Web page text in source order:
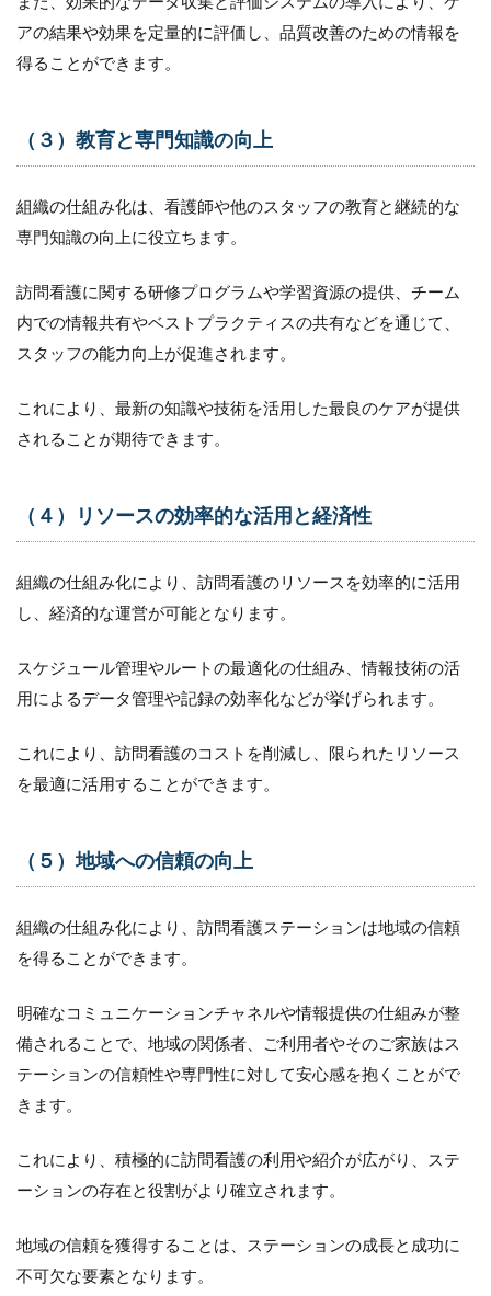
3.8
（８）
訪問看
点拡大
（９）
患者満
足度
3.10
（１
０）協
力会議
（１
１）緊
急時の
3.12
２）シ
ステム
の導入
3.13
ータセ
キュリ
ンスの
確保
3.14
５）レ
3.15
（１
６）監
査対応
と品質
4
ま
アの結果や効果を定量的に評価し、品質改善のための情報を
得ることができます。
（３）教育と専門知識の向上
組織の仕組み化は、看護師や他のスタッフの教育と継続的な
専門知識の向上に役立ちます。
訪問看護に関する研修プログラムや学習資源の提供、チーム
内での情報共有やベストプラクティスの共有などを通じて、
スタッフの能力向上が促進されます。
これにより、最新の知識や技術を活用した最良のケアが提供
されることが期待できます。
（４）リソースの効率的な活用と経済性
組織の仕組み化により、訪問看護のリソースを効率的に活用
し、経済的な運営が可能となります。
スケジュール管理やルートの最適化の仕組み、情報技術の活
用によるデータ管理や記録の効率化などが挙げられます。
これにより、訪問看護のコストを削減し、限られたリソース
を最適に活用することができます。
（５）地域への信頼の向上
組織の仕組み化により、訪問看護ステーションは地域の信頼
を得ることができます。
明確なコミュニケーションチャネルや情報提供の仕組みが整
備されることで、地域の関係者、ご利用者やそのご家族はス
テーションの信頼性や専門性に対して安心感を抱くことがで
きます。
これにより、積極的に訪問看護の利用や紹介が広がり、ステ
ーションの存在と役割がより確立されます。
地域の信頼を獲得することは、ステーションの成長と成功に
不可欠な要素となります。